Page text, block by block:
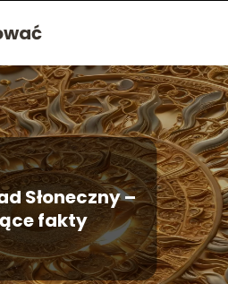
Słoneczny –
fakty